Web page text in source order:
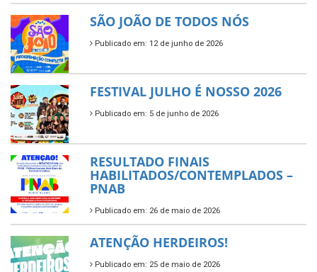
SÃO JOÃO DE TODOS NÓS
Publicado em: 12 de junho de 2026
FESTIVAL JULHO É NOSSO 2026
Publicado em: 5 de junho de 2026
RESULTADO FINAIS
HABILITADOS/CONTEMPLADOS –
PNAB
Publicado em: 26 de maio de 2026
ATENÇÃO HERDEIROS!
Publicado em: 25 de maio de 2026